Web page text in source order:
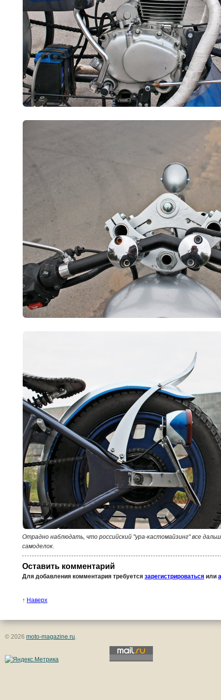
Отрадно наблюдать, что российский "ура-кастомайзинг" все
самоделок.
Оставить комментарий
Для добавления комментария требуется зарегистрироваться или
↑ Наверх
© 2026 moto-magazine.ru